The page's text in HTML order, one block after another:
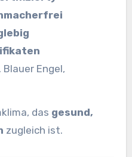
Blauer Engel,
das gesund,
zugleich ist.